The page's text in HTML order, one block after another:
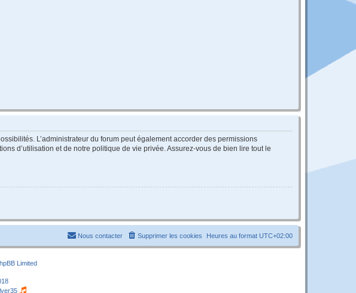
L’administrateur du forum peut également accorder des permissions
d’utilisation et de notre politique de vie privée. Assurez-vous de bien lire tout le
Heures au format UTC+02:00
Supprimer les cookies
Nous contacter
Limited